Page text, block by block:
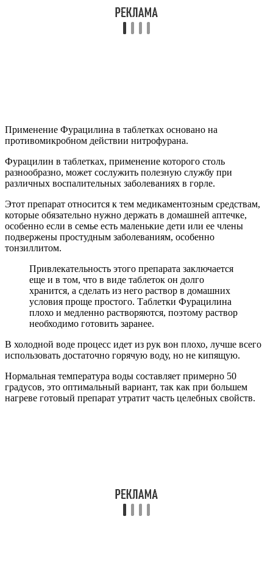
Применение Фурацилина в таблетках основано на
противомикробном действии нитрофурана.
Фурацилин в таблетках, применение которого столь
разнообразно, может сослужить полезную службу при
различных воспалительных заболеваниях в горле.
Этот препарат относится к тем медикаментозным средствам,
которые обязательно нужно держать в домашней аптечке,
особенно если в семье есть маленькие дети или ее члены
подвержены простудным заболеваниям, особенно
тонзиллитом.
Привлекательность этого препарата заключается
еще и в том, что в виде таблеток он долго
хранится, а сделать из него раствор в домашних
условия проще простого. Таблетки Фурацилина
плохо и медленно растворяются, поэтому раствор
необходимо готовить заранее.
В холодной воде процесс идет из рук вон плохо, лучше всего
использовать достаточно горячую воду, но не кипящую.
Нормальная температура воды составляет примерно 50
градусов, это оптимальный вариант, так как при большем
нагреве готовый препарат утратит часть целебных свойств.